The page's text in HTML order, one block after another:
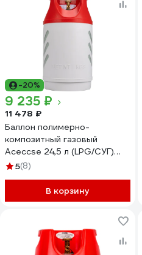
-20%
9 235 ₽
11 478 ₽
Баллон полимерно-
композитный газовый
Aceccse 24,5 л (LPG/СУГ)
Composite ACE24.5RW
5(8)
В корзину